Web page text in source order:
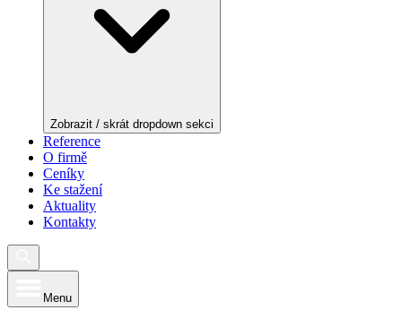
Zobrazit / skrát dropdown sekci
Reference
O firmě
Ceníky
Ke stažení
Aktuality
Kontakty
Menu